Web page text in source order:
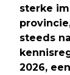
sterke
steeds
2026,